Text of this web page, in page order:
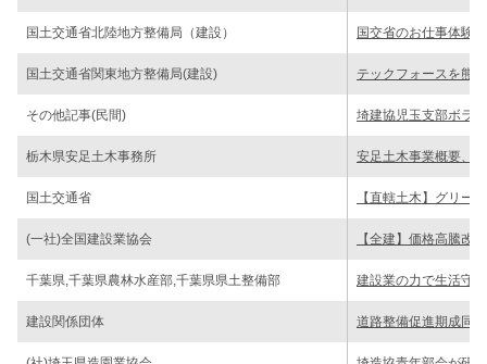
国土交通省北陸地方整備局（建設） 国交省のお仕事体験
国土交通省関東地方整備局(建設) テックフォースを熊
その他記事(民間) 埼建協児玉支部ボラ
栃木県安足土木事務所 安足土木事業概要、
国土交通省 【直轄土木】グリー
(一社)全国建設業協会 【全建】価格高騰改
千葉県,千葉県農林水産部,千葉県県土整備部 建設業の力で生活守
建設関係団体 道路整備促進期成同